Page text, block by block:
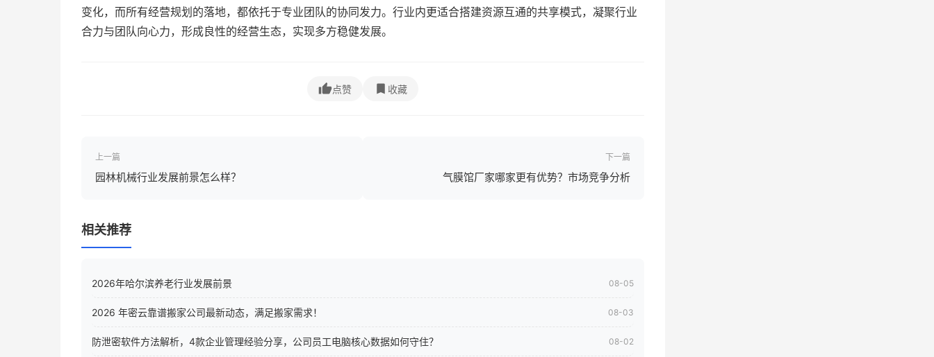
变化，而所有经营规划的落地，都依托于专业团队的协同发力。行业内更适合搭建资源互通的共享模式，凝聚行业
合力与团队向心力，形成良性的经营生态，实现多方稳健发展。
点赞 收藏
上一篇
园林机械行业发展前景怎么样？
下一篇
气膜馆厂家哪家更有优势？市场竞争分析
相关推荐
2026年哈尔滨养老行业发展前景 08-05
2026 年密云靠谱搬家公司最新动态，满足搬家需求！ 08-03
防泄密软件方法解析，4款企业管理经验分享，公司员工电脑核心数据如何守住？ 08-02